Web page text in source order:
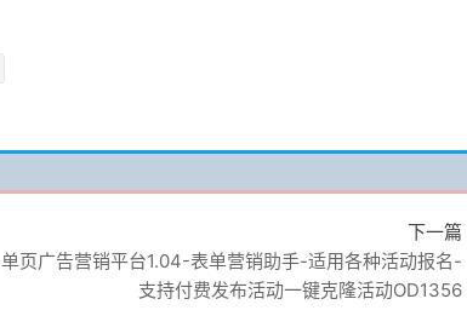
下一篇
单页广告营销平台1.04-表单营销助手-适用各种活动报名-
支持付费发布活动一键克隆活动OD1356